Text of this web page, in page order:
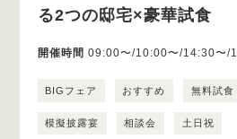
る2つの邸宅×豪華試食
開催時間 09:00〜/10:00〜/14:30〜/
BIGフェア おすすめ 無料試食
模擬披露宴 相談会 土日祝